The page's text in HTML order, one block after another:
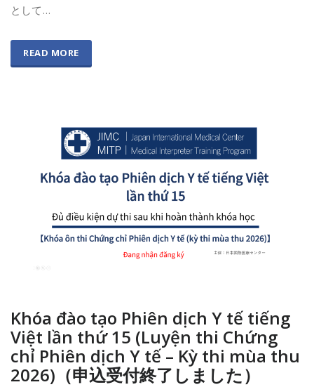
として…
READ MORE
Khóa đào tạo Phiên dịch Y tế tiếng
Việt lần thứ 15 (Luyện thi Chứng
chỉ Phiên dịch Y tế – Kỳ thi mùa thu
2026)（申込受付終了しました）